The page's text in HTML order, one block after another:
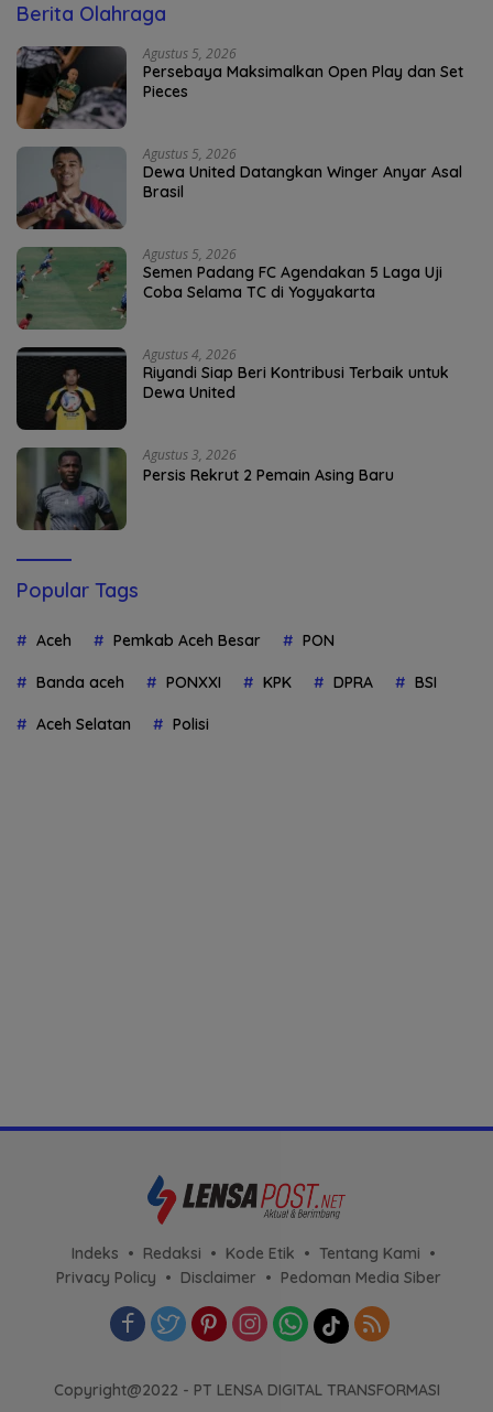
Berita Olahraga
Agustus 5, 2026
Persebaya Maksimalkan Open Play dan Set
Pieces
Agustus 5, 2026
Dewa United Datangkan Winger Anyar Asal
Brasil
Agustus 5, 2026
Semen Padang FC Agendakan 5 Laga Uji
Coba Selama TC di Yogyakarta
Agustus 4, 2026
Riyandi Siap Beri Kontribusi Terbaik untuk
Dewa United
Agustus 3, 2026
Persis Rekrut 2 Pemain Asing Baru
Popular Tags
Aceh Pemkab Aceh Besar PON
Banda aceh PONXXI KPK DPRA BSI
Aceh Selatan Polisi
Indeks Redaksi Kode Etik
Tentang Kami
Privacy Policy
Disclaimer Pedoman Media Siber
Copyright@2022 - PT LENSA DIGITAL TRANSFORMASI